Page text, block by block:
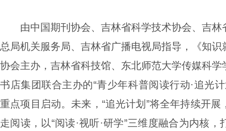
由中国期刊协会、吉林省科学技术协会、吉
总局机关服务局、吉林省广播电视局指导，《知
协会主办，吉林省科技馆、东北师范大学传媒科
书店集团联合主办的“青少年科普阅读行动·追光
重点项目启动。未来，“追光计划”将全年持续开
走阅读，以“阅读·视听·研学”三维度融合为内核